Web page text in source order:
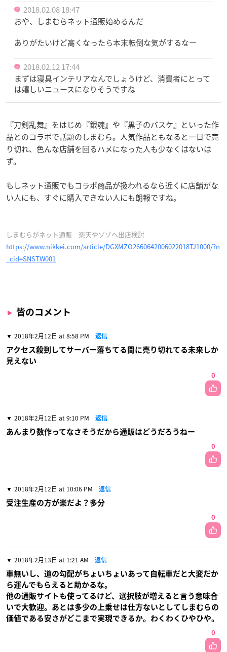
2018.02.08 18:47
おや、しまむらネット通販始めるんだ
ありがたいけど高くなったら本末転倒な気がするなー
2018.02.12 17:44
まずは寝具インテリアなんでしょうけど、消費者にとって
は嬉しいニュースになりそうですね
『刀剣乱舞』をはじめ『銀魂』や『黒子のバスケ』といった作
品とのコラボで話題のしまむら。人気作品ともなると一日で売
り切れ、色んな店舗を回るハメになった人も少なくはないは
ず。
もしネット通販でもコラボ商品が扱われるなら近くに店舗がな
い人にも、すぐに購入できない人にも朗報ですね。
しまむらがネット通販 楽天やゾゾへ出店検討
https://www.nikkei.com/article/DGXMZO2660642006022018TJ1000/?n
_cid=SNSTW001
皆のコメント
2018年2月12日 at 8:58 PM 返信
アクセス殺到してサーバー落ちてる間に売り切れてる未来しか
見えない
0
2018年2月12日 at 9:10 PM 返信
あんまり数作ってなさそうだから通販はどうだろうねー
0
2018年2月12日 at 10:06 PM 返信
受注生産の方が楽だよ？多分
0
2018年2月13日 at 1:21 AM 返信
車無いし、道の勾配がちょいちょいあって自転車だと大変だか
ら運んでもらえると助かるな。
他の通販サイトも使ってるけど、選択肢が増えると言う意味合
いで大歓迎。あとは多少の上乗せは仕方ないとしてしまむらの
価値である安さがどこまで実現できるか。わくわくひやひや。
0